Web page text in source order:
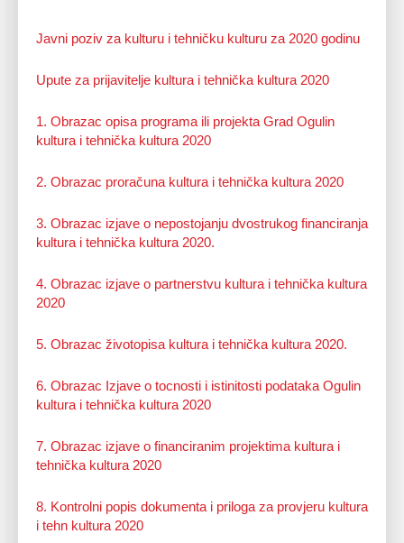
Javni poziv za kulturu i tehničku kulturu za 2020 godinu
Upute za prijavitelje kultura i tehnička kultura 2020
1. Obrazac opisa programa ili projekta Grad Ogulin
kultura i tehnička kultura 2020
2. Obrazac proračuna kultura i tehnička kultura 2020
3. Obrazac izjave o nepostojanju dvostrukog financiranja
kultura i tehnička kultura 2020.
4. Obrazac izjave o partnerstvu kultura i tehnička kultura
2020
5. Obrazac životopisa kultura i tehnička kultura 2020.
6. Obrazac Izjave o tocnosti i istinitosti podataka Ogulin
kultura i tehnička kultura 2020
7. Obrazac izjave o financiranim projektima kultura i
tehnička kultura 2020
8. Kontrolni popis dokumenta i priloga za provjeru kultura
i tehn kultura 2020